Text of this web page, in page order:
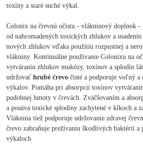
toxíny a staré suché výkal.
Colonix na črevnú očistu - vlákninový doplnok -
od nahromadených toxických zhlukov a
nových zhlukov vďaka použitiu rozpustnej a
vlákniny. Kontinuálne používanie Colonixu na
vytváraniu zhlukov mukózy, toxínov a splodín
udržovaťhrubé črevo čisté a podporuje voľný a
výkalov. Pomáha pri absorpcii toxínov
podobnej hmoty v črevách. Zväčšovaním a
a posúva toxické splodiny zachytené v klkoch a
Vláknina tiež podporuje udržovanie zdravej
črevo zabraňuje prežívaniu škodlivých baktérií a
výkaloch